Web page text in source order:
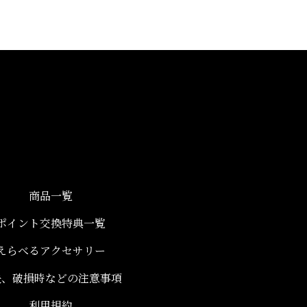
商品一覧
イント交換特典一覧
らべるアクセサリー
破損時などの注意事項